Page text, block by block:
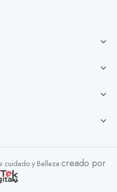
cuidado y Belleza creado por